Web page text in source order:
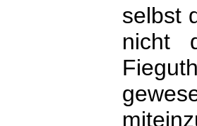
selbst
nicht